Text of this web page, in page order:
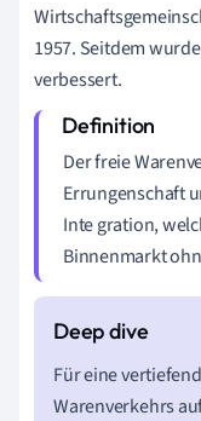
1957. Seitdem
verbessert.
Der freie
Errungenschaft
Inte gration,
Binnenmarkt
Für eine
Warenverkehrs